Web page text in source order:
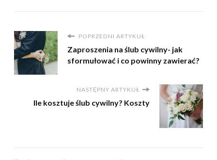
POPRZEDNI ARTYKUŁ
Zaproszenia na ślub cywilny- jak
sformułować i co powinny zawierać?
NASTĘPNY ARTYKUŁ
Ile kosztuje ślub cywilny? Koszty